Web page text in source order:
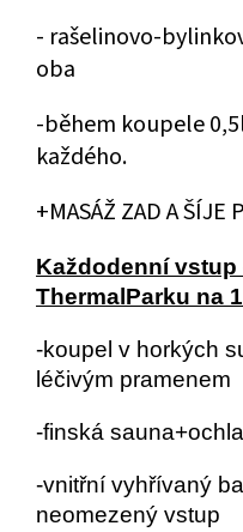
- rašelinovo-
oba
-během koupele
každého.
+MASÁŽ ZAD A ŠÍJE
Každodenní
ThermalParku na
-koupel v horkých
léčivým pramenem
-finská
-vnitřní vyhřívaný
neomezený vstup